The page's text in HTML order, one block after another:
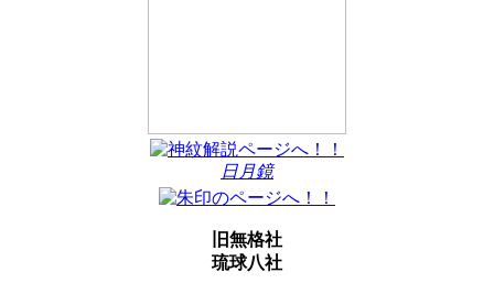
日月鏡
旧無格社
琉球八社